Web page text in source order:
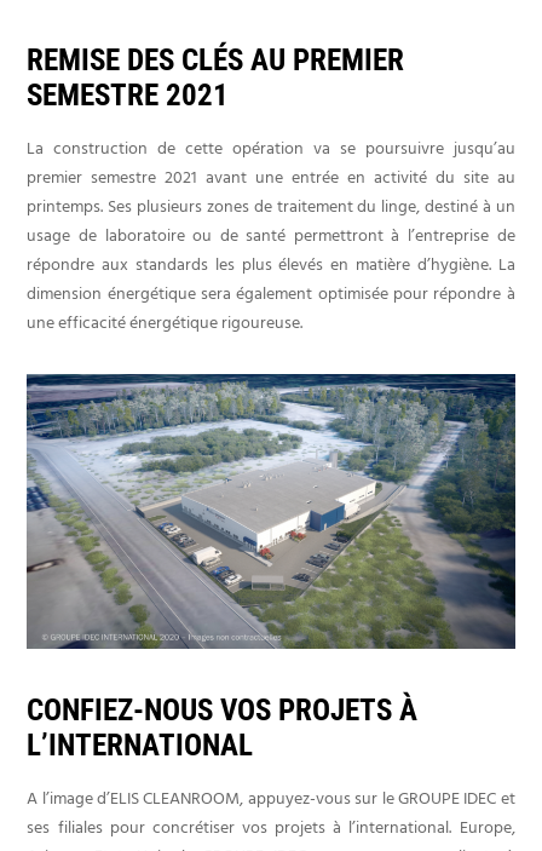
REMISE DES CLÉS AU PREMIER
SEMESTRE 2021
La construction de cette opération va se poursuivre jusqu’au
premier semestre 2021 avant une entrée en activité du site au
printemps. Ses plusieurs zones de traitement du linge, destiné à un
usage de laboratoire ou de santé permettront à l’entreprise de
répondre aux standards les plus élevés en matière d’hygiène. La
dimension énergétique sera également optimisée pour répondre à
une efficacité énergétique rigoureuse.
CONFIEZ-NOUS VOS PROJETS À
L’INTERNATIONAL
A l’image d’ELIS CLEANROOM, appuyez-vous sur le GROUPE IDEC et
ses filiales pour concrétiser vos projets à l’international. Europe,